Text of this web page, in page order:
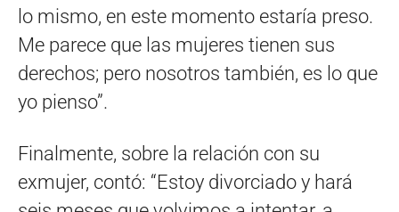
lo mismo, en este momento estaría preso.
Me parece que las mujeres tienen sus
derechos; pero nosotros también, es lo que
yo pienso”.
Finalmente, sobre la relación con su
exmujer, contó: “Estoy divorciado y hará